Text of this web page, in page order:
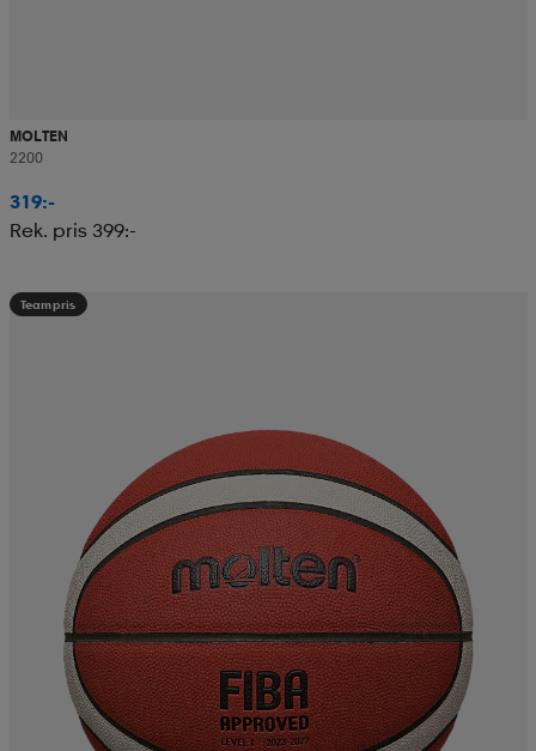
MOLTEN
2200
319:-
Rek. pris 399:-
Teampris